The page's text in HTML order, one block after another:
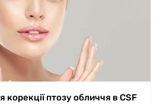
корекції птозу обличчя в CSF